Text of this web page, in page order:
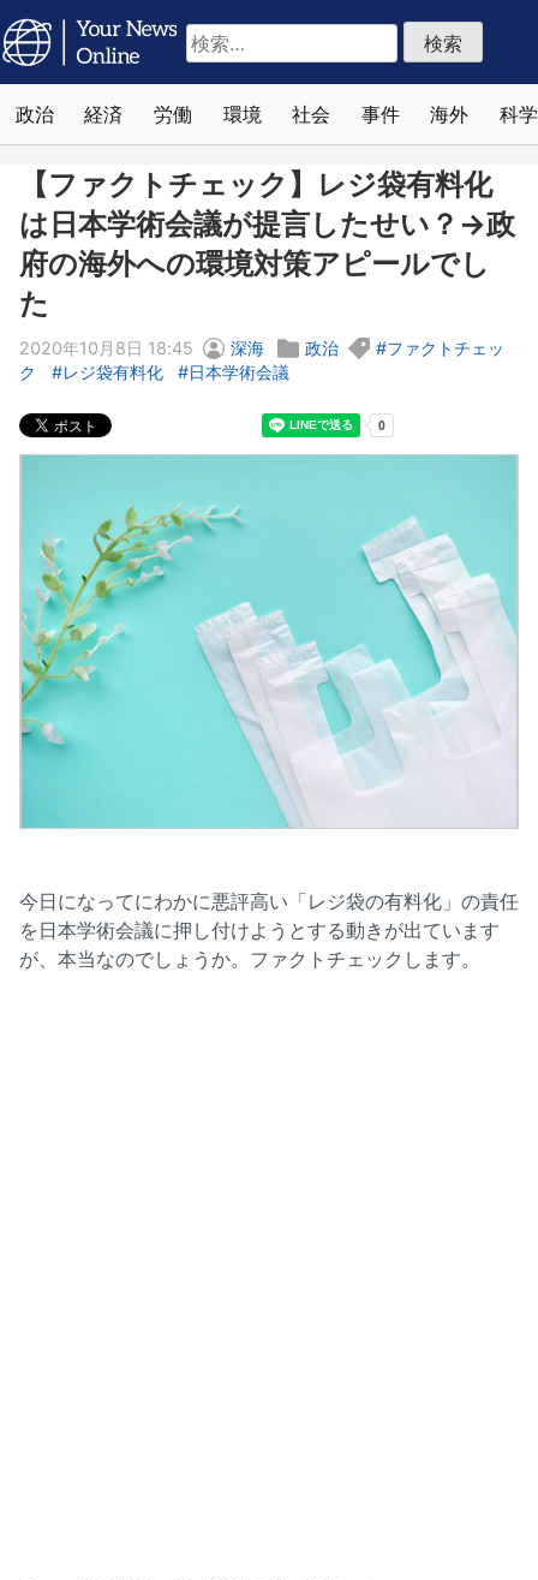
検
索:
政治 経済 労働 環境 社会 事件 海外 科学
【ファクトチェック】レジ袋有料化
は日本学術会議が提言したせい？→政
府の海外への環境対策アピールでし
た
2020年10月8日 18:45 深海 政治
ファクトチェッ
ク
レジ袋有料化 日本学術会議
今日になってにわかに悪評高い「レジ袋の有料化」の責任
を日本学術会議に押し付けようとする動きが出ています
が、本当なのでしょうか。ファクトチェックします。